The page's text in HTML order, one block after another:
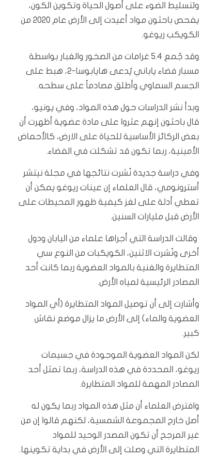
ولتسليط الضوء على أصول الحياة وتكوين الكون،
يفحص باحثون مواد أعيدت إلى الأرض عام 2020 من
الكويكب ريوغو.
وقد جُمع 5.4 غرامات من الصخور والغبار بواسطة
مسبار فضاء ياباني يُدعى هايابوسا-2، هبط على
الجسم السماوي وأطلق مصادماً على سطحه.
وبدأ نشر الدراسات حول هذه المواد، وفي يونيو،
قال باحثون إنهم عثروا على مادة عضوية أظهرت أن
بعض الركائز الأساسية للحياة على الارض، كالأحماض
الأمينية، ربما تكون قد تشكلت في الفضاء.
وفي دراسة جديدة نُشرت نتائجها في مجلة نيتشر
أسترونومي، قال العلماء إن عينات ريوغو يمكن أن
تعطي أدلة على لغز كيفية ظهور المحيطات على
الأرض قبل مليارات السنين.
وقالت الدراسة التي أجراها علماء من اليابان ودول
أخرى ونُشرت الاثنين، الكويكبات من النوع سي
المتطايرة والغنية بالمواد العضوية ربما كانت أحد
المصادر الرئيسية لمياه الأرض.
وأشارت إلى أن توصيل المواد المتطايرة (أي المواد
العضوية والماء) إلى الأرض ما يزال موضع نقاش
كبير.
لكن المواد العضوية الموجودة في جسيمات
ريوغو، المحددة في هذه الدراسة، ربما تمثل أحد
المصادر المهمة للمواد المتطايرة.
وافترض العلماء أن مثل هذه المواد ربما يكون له
أصل خارج المجموعة الشمسية، لكنهم قالوا إن من
غير المرجح أن تكون المصدر الوحيد للمواد
المتطايرة التي وصلت إلى الأرض في بداية تكوينها.